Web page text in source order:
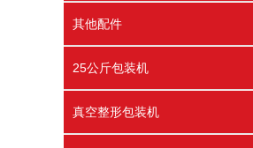
其他配件
25公斤包装机
真空整形包装机